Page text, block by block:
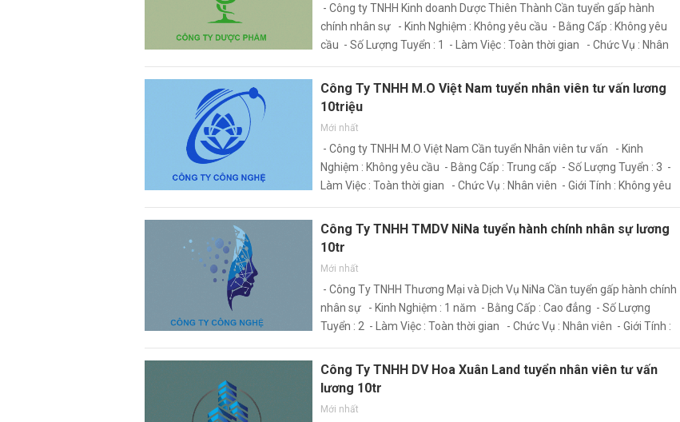
- Công ty TNHH Kinh doanh Dược Thiên Thành Cần tuyển gấp hành
chính nhân sự - Kinh Nghiệm : Không yêu cầu - Bằng Cấp : Không yêu
cầu - Số Lượng Tuyển : 1 - Làm Việc : Toàn thời gian - Chức Vụ : Nhân
Công Ty TNHH M.O Việt Nam tuyển nhân viên tư vấn lương
10triệu
Mới nhất
- Công ty TNHH M.O Việt Nam Cần tuyển Nhân viên tư vấn - Kinh
Nghiệm : Không yêu cầu - Bằng Cấp : Trung cấp - Số Lượng Tuyển : 3 -
Làm Việc : Toàn thời gian - Chức Vụ : Nhân viên - Giới Tính : Không yêu
Công Ty TNHH TMDV NiNa tuyển hành chính nhân sự lương
10tr
Mới nhất
- Công Ty TNHH Thương Mại và Dịch Vụ NiNa Cần tuyển gấp hành chính
nhân sự - Kinh Nghiệm : 1 năm - Bằng Cấp : Cao đẳng - Số Lượng
Tuyển : 2 - Làm Việc : Toàn thời gian - Chức Vụ : Nhân viên - Giới Tính :
Công Ty TNHH DV Hoa Xuân Land tuyển nhân viên tư vấn
lương 10tr
Mới nhất